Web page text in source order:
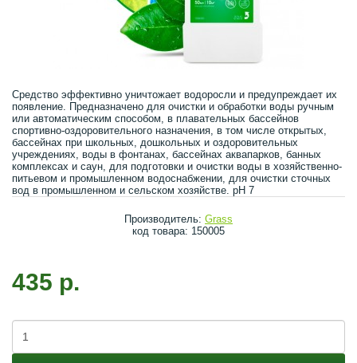
Средство эффективно уничтожает водоросли и предупреждает их
появление. Предназначено для очистки и обработки воды ручным
или автоматическим способом, в плавательных бассейнов
спортивно-оздоровительного назначения, в том числе открытых,
бассейнах при школьных, дошкольных и оздоровительных
учреждениях, воды в фонтанах, бассейнах аквапарков, банных
комплексах и саун, для подготовки и очистки воды в хозяйственно-
питьевом и промышленном водоснабжении, для очистки сточных
вод в промышленном и сельском хозяйстве. pH 7
Производитель: Grass
код товара: 150005
435 р.